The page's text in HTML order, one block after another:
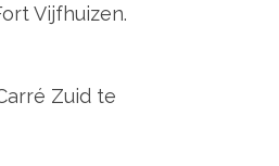
Vijfhuizen.
Zuid te